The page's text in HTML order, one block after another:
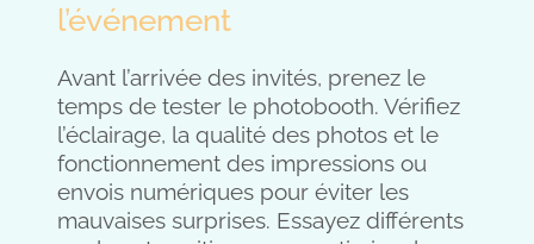
l’événement
Avant l’arrivée des invités, prenez le
temps de tester le photobooth. Vérifiez
l’éclairage, la qualité des photos et le
fonctionnement des impressions ou
envois numériques pour éviter les
mauvaises surprises. Essayez différents